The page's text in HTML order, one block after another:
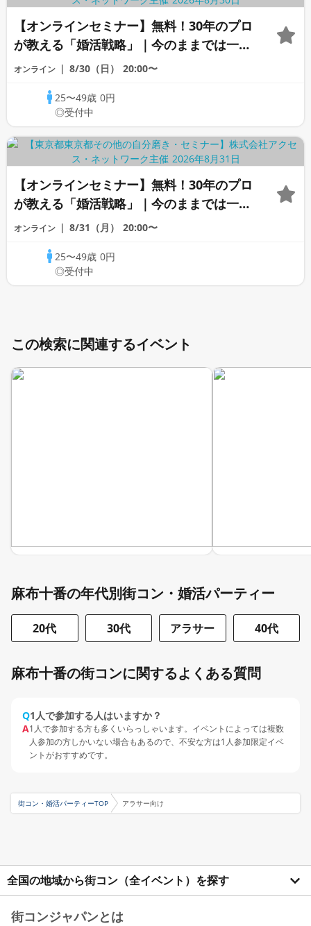
【オンラインセミナー】無料！30年のプロ
が教える「婚活戦略」｜今のままでは一生
変わらないと感じる男性へ
オンライン 8/30（日） 20:00〜
25〜49歳0円
◎受付中
【オンラインセミナー】無料！30年のプロ
が教える「婚活戦略」｜今のままでは一生
変わらないと感じる男性へ
オンライン 8/31（月） 20:00〜
25〜49歳0円
◎受付中
この検索に関連するイベント
麻布十番の年代別街コン・婚活パーティー
20代 30代 アラサー 40代
麻布十番の街コンに関するよくある質問
Q1人で参加する人はいますか？
A1人で参加する方も多くいらっしゃいます。イベントによっては複数
人参加の方しかいない場合もあるので、不安な方は1人参加限定イベ
ントがおすすめです。
街コン・婚活パーティーTOP アラサー向け
全国の地域から街コン（全イベント）を探す
街コンジャパンとは